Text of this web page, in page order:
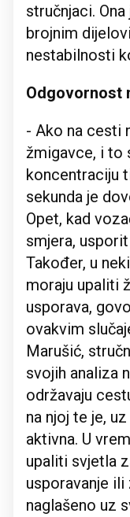
stručnjaci.
brojnim
nestabilnosti
Odgovornost
- Ako na cesti
žmigavce, i to
koncentraciju
sekunda je
Opet, kad
smjera,
Također, u
moraju upaliti
usporava,
ovakvim
Marušić,
svojih analiza
održavaju
na njoj te je,
aktivna. U
upaliti svjetla
usporavanje
naglašeno uz